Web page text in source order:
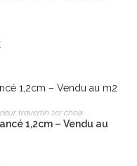
travertin 1er choix
1,2cm – Vendu au